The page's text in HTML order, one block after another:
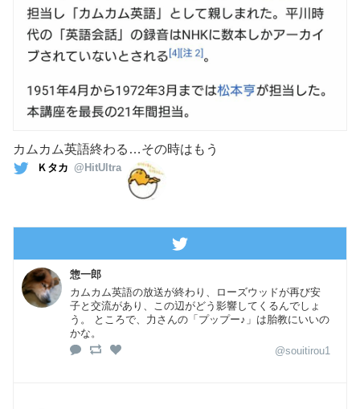
カムカム英語終わる…その時はもう
Ｋタカ @HitUltra
惣一郎
カムカム英語の放送が終わり、ローズウッドが再び安
子と交流があり、この辺がどう影響してくるんでしょ
う。 ところで、力さんの「プップー♪」は胎教にいいの
かな。
@souitirou1